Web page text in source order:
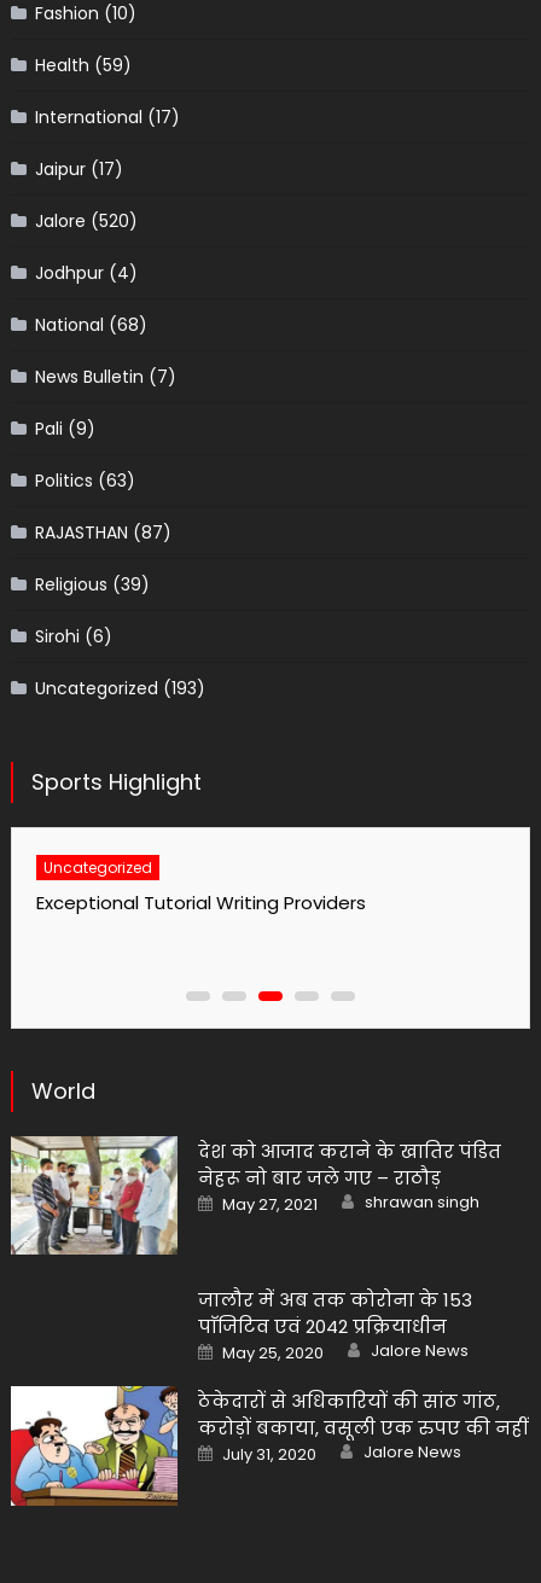
Fashion (10)
Health (59)
International (17)
Jaipur(17)
Jalore (520)
Jodhpur(4)
National (68)
News Bulletin (7)
Pali (9)
Politics (63)
RAJASTHAN (87)
Religious (39)
Sirohi (6)
Uncategorized (193)
Sports Highlight
Uncategorized
Exceptional Tutorial Writing Providers
World
देश को आजाद कराने के खातिर पंडित
नेहरू नो बार जले गए – राठौड़
Posted
on
May 27, 2021 Author
shrawan singh
जालौर में अब तक कोरोना के 153
पाॅजिटिव एवं 2042 प्रक्रियाधीन
Posted
on
May 25, 2020 Author
Jalore News
ठेकेदारों से अधिकारियों की सांठ गांठ,
करोड़ों बकाया, वसूली एक रुपए की नहीं
Posted
on
July 31, 2020 Author
Jalore News